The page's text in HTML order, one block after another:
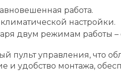
работа.
настройки.
двум режимам работы –
управления, что
и удобство монтажа,